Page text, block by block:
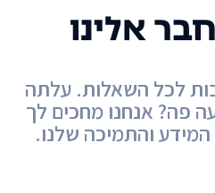
אלינו
לכל השאלות. עלתה
פה? אנחנו מחכים לך
והתמיכה שלנו.